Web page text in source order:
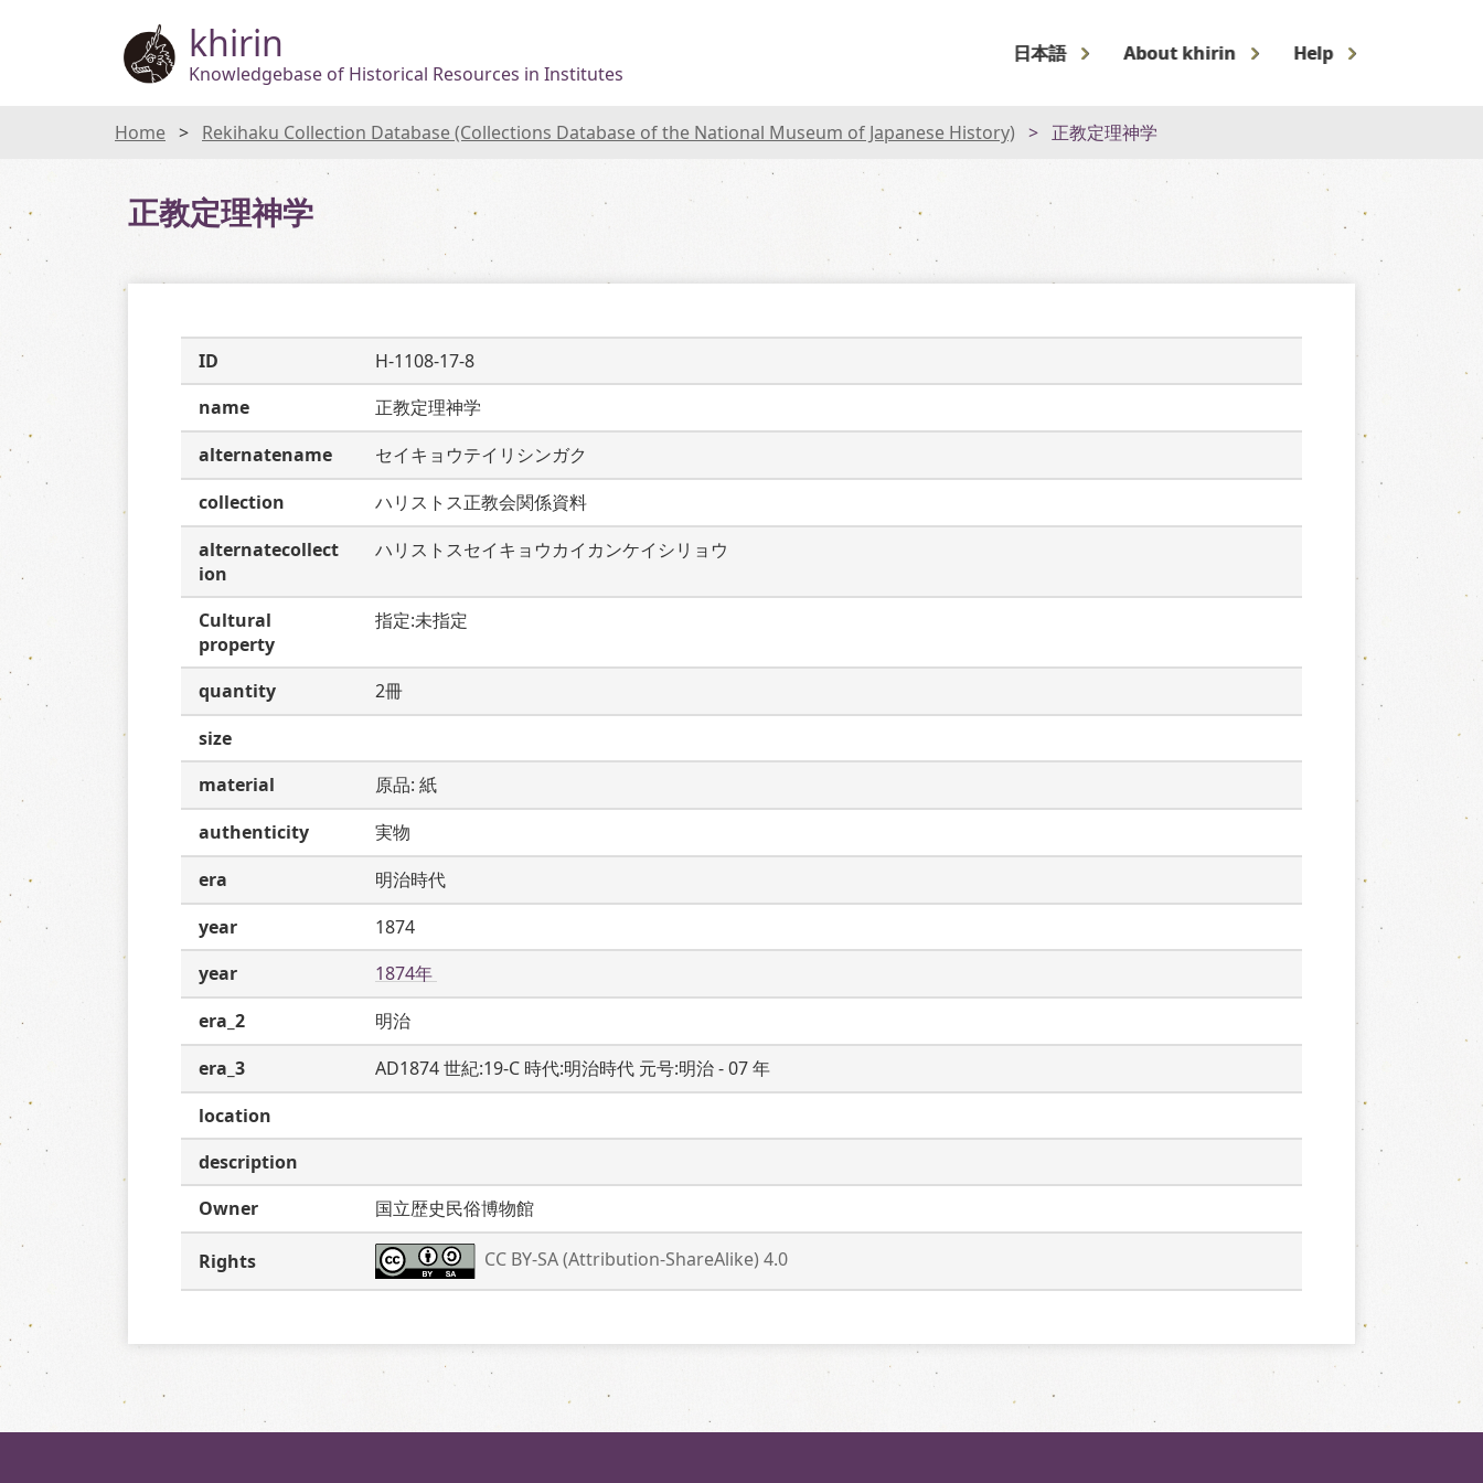
khirin
Knowledgebase of Historical Resources in Institutes
日本語 About khirin Help
Home Rekihaku Collection Database (Collections Database of the National Museum of Japanese History) 正教定理神学
正教定理神学
ID
H-1108-17-8
name
正教定理神学
alternatename
セイキョウテイリシンガク
collection
ハリストス正教会関係資料
alternatecollect
ion
ハリストスセイキョウカイカンケイシリョウ
Cultural
property
指定:未指定
quantity
2冊
size
material
原品: 紙
authenticity
実物
era
明治時代
year
1874
year
1874年
era_2
明治
era_3
AD1874 世紀:19-C 時代:明治時代 元号:明治 - 07 年
location
description
Owner
国立歴史民俗博物館
Rights CC BY-SA (Attribution-ShareAlike) 4.0